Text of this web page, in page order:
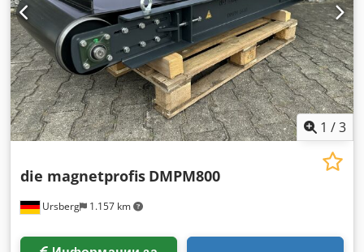
1 /3
Ursberg 1.157 km
die magnetprofis DMPM800